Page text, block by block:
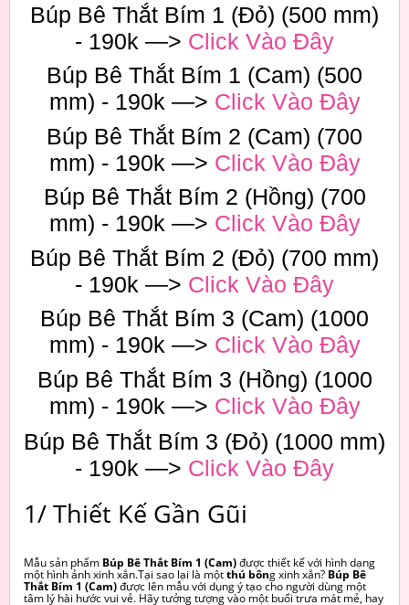
Búp Bê Thắt Bím 1 (Đỏ) (500 mm)
- 190k —> Click Vào Đây
Búp Bê Thắt Bím 1 (Cam) (500
mm) - 190k —> Click Vào Đây
Búp Bê Thắt Bím 2 (Cam) (700
mm) - 190k —> Click Vào Đây
Búp Bê Thắt Bím 2 (Hồng) (700
mm) - 190k —> Click Vào Đây
Búp Bê Thắt Bím 2 (Đỏ) (700 mm)
- 190k —> Click Vào Đây
Búp Bê Thắt Bím 3 (Cam) (1000
mm) - 190k —> Click Vào Đây
Búp Bê Thắt Bím 3 (Hồng) (1000
mm) - 190k —> Click Vào Đây
Búp Bê Thắt Bím 3 (Đỏ) (1000 mm)
- 190k —> Click Vào Đây
1/ Thiết Kế Gần Gũi
Mẫu sản phẩm Búp Bê Thắt Bím 1 (Cam)được thiết kế với hình dạng
một hình ảnh xinh xắn.Tại sao lại là mộtthú bông xinh xắn? Búp Bê
Thắt Bím 1 (Cam)được lên mẫu với dụng ý tạo cho người dùng một
tâm lý hài hước vui vẻ. Hãy tưởng tượng vào một buổi trưa mát mẻ, hay